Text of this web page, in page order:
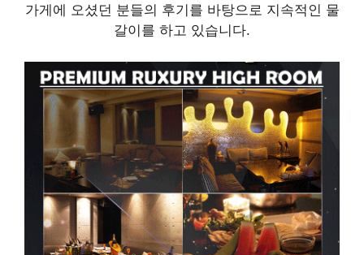
가게에 오셨던 분들의 후기를 바탕으로 지속적인 물
갈이를 하고 있습니다.